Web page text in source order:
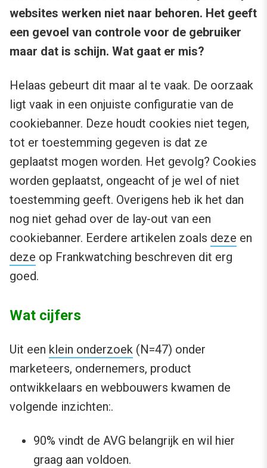
websites werken niet naar behoren. Het geeft
een gevoel van controle voor de gebruiker
maar dat is schijn. Wat gaat er mis?
Helaas gebeurt dit maar al te vaak. De oorzaak
ligt vaak in een onjuiste configuratie van de
cookiebanner. Deze houdt cookies niet tegen,
tot er toestemming gegeven is dat ze
geplaatst mogen worden. Het gevolg? Cookies
worden geplaatst, ongeacht of je wel of niet
toestemming geeft. Overigens heb ik het dan
nog niet gehad over de lay-out van een
cookiebanner. Eerdere artikelen zoals deze en
deze op Frankwatching beschreven dit erg
goed.
Wat cijfers
Uit een klein onderzoek (N=47) onder
marketeers, ondernemers, product
ontwikkelaars en webbouwers kwamen de
volgende inzichten:.
90% vindt de AVG belangrijk en wil hier
graag aan voldoen.